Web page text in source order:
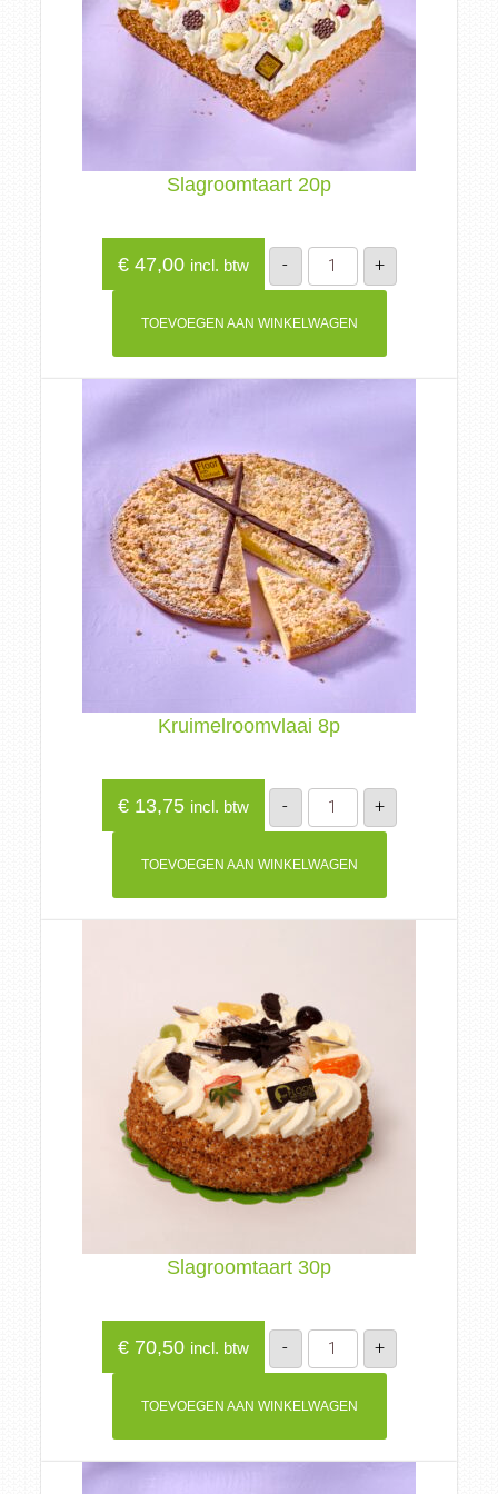
Slagroomtaart 20p
€47,00 incl. btw -
Slagroomtaart
20p
aantal
+
TOEVOEGEN AAN WINKELWAGEN
Kruimelroomvlaai 8p
€13,75 incl. btw -
Kruimelroomvlaai
aantal
+
TOEVOEGEN AAN WINKELWAGEN
Slagroomtaart 30p
€70,50 incl. btw -
Slagroomtaart
30p
aantal
+
TOEVOEGEN AAN WINKELWAGEN